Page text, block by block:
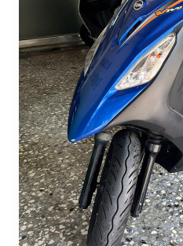
步
車
活
力
VIVO125